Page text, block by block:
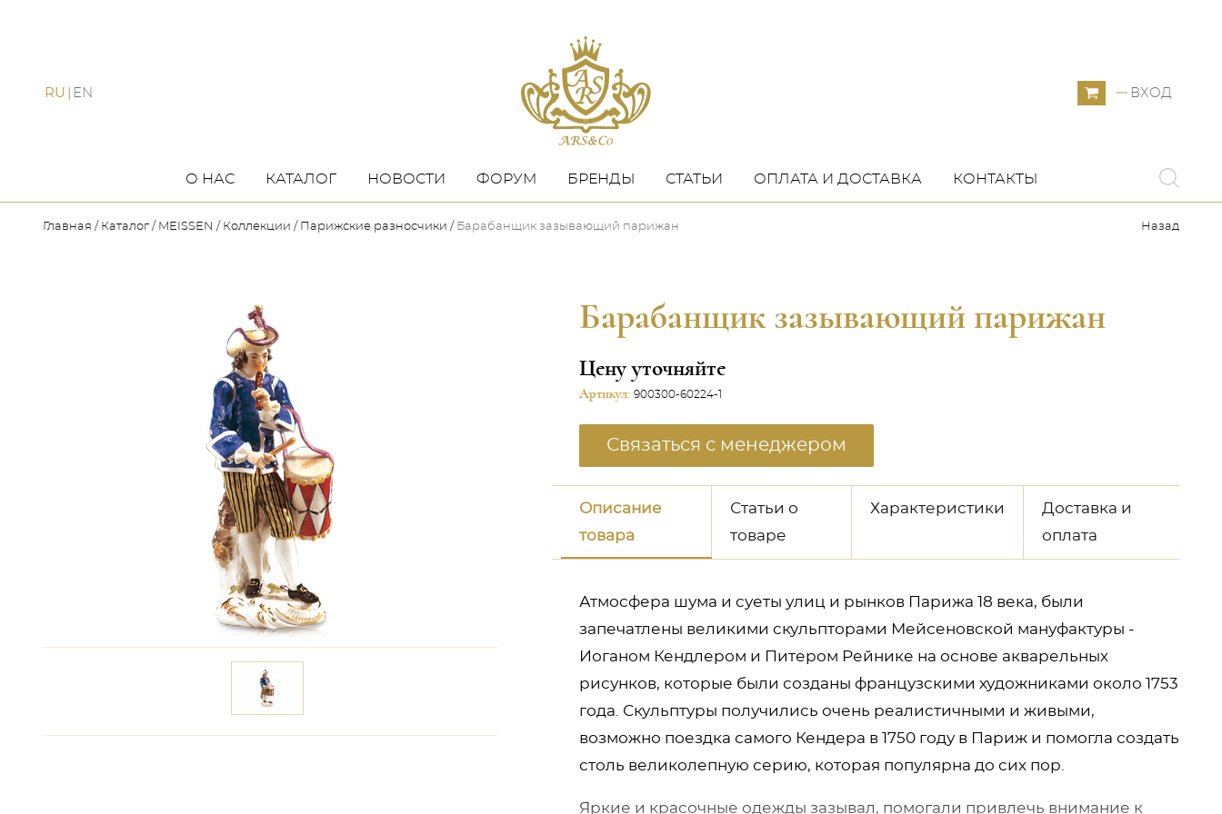
RU EN ВХОД
О НАС КАТАЛОГ НОВОСТИ ФОРУМ БРЕНДЫ СТАТЬИ ОПЛАТА И ДОСТАВКА КОНТАКТЫ
Главная Каталог MEISSEN Коллекции Парижские разносчики Барабанщик зазывающий парижан Назад
Барабанщик зазывающий парижан
Цену уточняйте
Артикул: 900300-60224-1
Связаться с менеджером
Описание
товара
Статьи о
товаре
Характеристики
Доставка и
оплата
Атмосфера шума и суеты улиц и рынков Парижа 18 века, были
запечатлены великими скульпторами Мейсеновской мануфактуры -
Иоганом Кендлером и Питером Рейнике на основе акварельных
рисунков, которые были созданы французскими художниками около 1753
года. Скульптуры получились очень реалистичными и живыми,
возможно поездка самого Кендера в 1750 году в Париж и помогла создать
столь великолепную серию, которая популярна до сих пор.
Яркие и красочные одежды зазывал, помогали привлечь внимание к